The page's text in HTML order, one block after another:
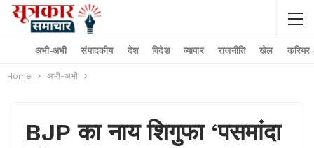
अभी-अभी संपादकीय देश विदेश व्यापार राजनीति खेल करियर
Home अभी-अभी
BJP का नाय शिगुफा ‘पसमांदा